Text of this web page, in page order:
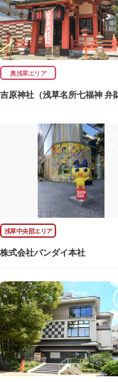
奥浅草エリア
吉原神社（浅草名所七福神 弁
浅草中央部エリア
株式会社バンダイ本社